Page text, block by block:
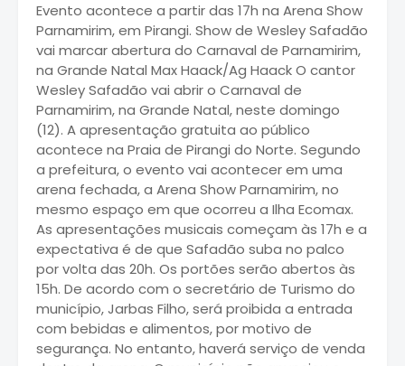
Evento acontece a partir das 17h na Arena Show
Parnamirim, em Pirangi. Show de Wesley Safadão
vai marcar abertura do Carnaval de Parnamirim,
na Grande Natal Max Haack/Ag Haack O cantor
Wesley Safadão vai abrir o Carnaval de
Parnamirim, na Grande Natal, neste domingo
(12). A apresentação gratuita ao público
acontece na Praia de Pirangi do Norte. Segundo
a prefeitura, o evento vai acontecer em uma
arena fechada, a Arena Show Parnamirim, no
mesmo espaço em que ocorreu a Ilha Ecomax.
As apresentações musicais começam às 17h e a
expectativa é de que Safadão suba no palco
por volta das 20h. Os portões serão abertos às
15h. De acordo com o secretário de Turismo do
município, Jarbas Filho, será proibida a entrada
com bebidas e alimentos, por motivo de
segurança. No entanto, haverá serviço de venda